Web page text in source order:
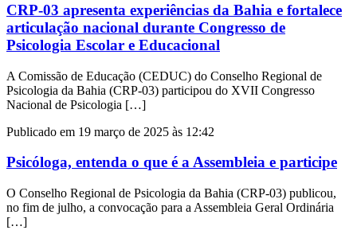
CRP-03 apresenta experiências da Bahia e fortalece
articulação nacional durante Congresso de
Psicologia Escolar e Educacional
A Comissão de Educação (CEDUC) do Conselho Regional de
Psicologia da Bahia (CRP-03) participou do XVII Congresso
Nacional de Psicologia […]
Publicado em 19 março de 2025 às 12:42
Psicóloga, entenda o que é a Assembleia e participe
O Conselho Regional de Psicologia da Bahia (CRP-03) publicou,
no fim de julho, a convocação para a Assembleia Geral Ordinária
[…]